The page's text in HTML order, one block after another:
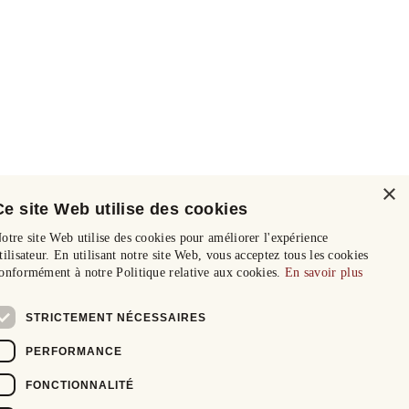
×
site Web utilise des cookies
site Web utilise des cookies pour améliorer l'expérience
En utilisant notre site Web, vous acceptez tous les cookies
à notre Politique relative aux cookies. En savoir plus
STRICTEMENT NÉCESSAIRES
PERFORMANCE
FONCTIONNALITÉ